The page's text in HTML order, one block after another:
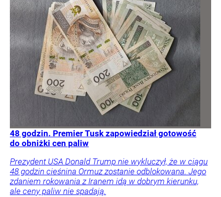
48 godzin. Premier Tusk zapowiedział gotowość
do obniżki cen paliw
Prezydent USA Donald Trump nie wykluczył, że w ciągu
48 godzin cieśnina Ormuz zostanie odblokowana. Jego
zdaniem rokowania z Iranem idą w dobrym kierunku,
ale ceny paliw nie spadają.